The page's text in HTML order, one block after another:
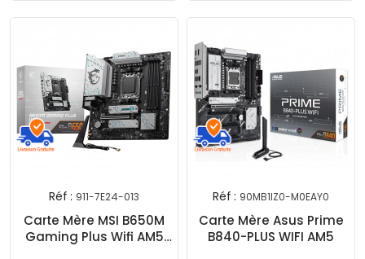
Réf : 911-7E24-013
Carte Mère MSI B650M
Gaming Plus Wifi AM5
Réf : 90MB1IZ0-M0EAY0
Carte Mère Asus Prime
B840-PLUS WIFI AM5